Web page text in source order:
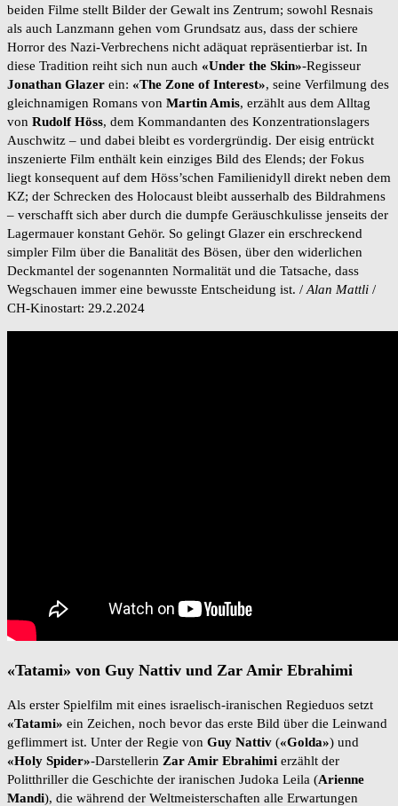
beiden Filme stellt Bilder der Gewalt ins Zentrum; sowohl Resnais
als auch Lanzmann gehen vom Grundsatz aus, dass der schiere
Horror des Nazi-Verbrechens nicht adäquat repräsentierbar ist. In
diese Tradition reiht sich nun auch «Under the Skin»-Regisseur
Jonathan Glazer ein: «The Zone of Interest», seine Verfilmung des
gleichnamigen Romans von Martin Amis, erzählt aus dem Alltag
von Rudolf Höss, dem Kommandanten des Konzentrationslagers
Auschwitz – und dabei bleibt es vordergründig. Der eisig entrückt
inszenierte Film enthält kein einziges Bild des Elends; der Fokus
liegt konsequent auf dem Höss’schen Familienidyll direkt neben dem
KZ; der Schrecken des Holocaust bleibt ausserhalb des Bildrahmens
– verschafft sich aber durch die dumpfe Geräuschkulisse jenseits der
Lagermauer konstant Gehör. So gelingt Glazer ein erschreckend
simpler Film über die Banalität des Bösen, über den widerlichen
Deckmantel der sogenannten Normalität und die Tatsache, dass
Wegschauen immer eine bewusste Entscheidung ist. / Alan Mattli /
CH-Kinostart: 29.2.2024
«Tatami» von Guy Nattiv und Zar Amir Ebrahimi
Als erster Spielfilm mit eines israelisch-iranischen Regieduos setzt
«Tatami» ein Zeichen, noch bevor das erste Bild über die Leinwand
geflimmert ist. Unter der Regie von Guy Nattiv («Golda») und
«Holy Spider»-Darstellerin Zar Amir Ebrahimi erzählt der
Politthriller die Geschichte der iranischen Judoka Leila (Arienne
Mandi), die während der Weltmeisterschaften alle Erwartungen